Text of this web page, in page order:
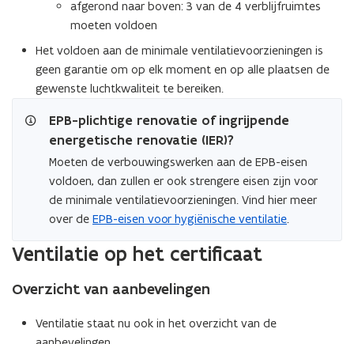
afgerond naar boven: 3 van de 4 verblijfruimtes
moeten voldoen
Het voldoen aan de minimale ventilatievoorzieningen is
geen garantie om op elk moment en op alle plaatsen de
gewenste luchtkwaliteit te bereiken.
EPB-plichtige renovatie of ingrijpende
energetische renovatie (IER)?
Moeten de verbouwingswerken aan de EPB-eisen
voldoen, dan zullen er ook strengere eisen zijn voor
de minimale ventilatievoorzieningen. Vind hier meer
over de EPB-eisen voor hygiënische ventilatie.
Ventilatie op het certificaat
Overzicht van aanbevelingen
Ventilatie staat nu ook in het overzicht van de